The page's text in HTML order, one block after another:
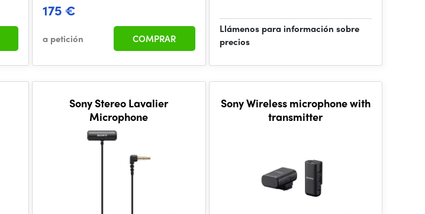
175 €
a petición COMPRAR
Llámenos para información sobre
precios
Sony Stereo Lavalier
Microphone
Sony Wireless microphone with
transmitter